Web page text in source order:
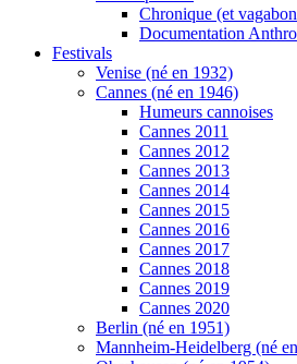
Chronique (et
Documentation
Festivals
Venise (né en 1932)
Cannes (né en 1946)
Humeurs cannoises
Cannes 2011
Cannes 2012
Cannes 2013
Cannes 2014
Cannes 2015
Cannes 2016
Cannes 2017
Cannes 2018
Cannes 2019
Cannes 2020
Berlin (né en 1951)
Mannheim-Heidelberg (né